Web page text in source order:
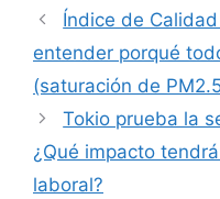
Índice de
entender porqué
(saturación de
Tokio prueba la
¿Qué impacto
laboral?